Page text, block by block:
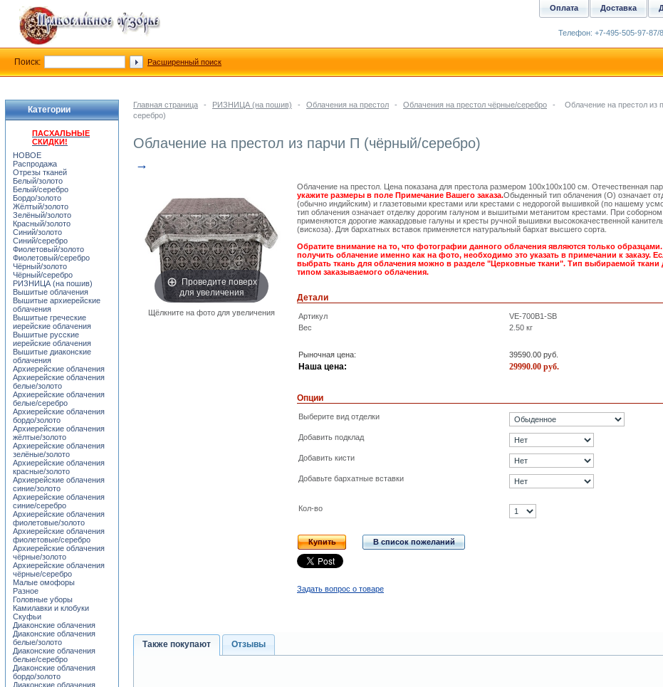
Главная страница - РИЗНИЦА (на пошив) - Облачения на престол - Облачения на престол чёрные/серебро -
Облачение на престол из
серебро)
Облачение на престол из парчи П (чёрный/серебро)
→
Проведите поверх
для увеличения
Щёлкните на фото для увеличения
Облачение на престол. Цена показана для престола размером 100х100х100 см. Отечественная
укажите размеры в поле Примечание Вашего заказа.Обыденный тип облачения (О) означает
(обычно индийским) и глазетовыми крестами или крестами с недорогой вышивкой (по нашему
тип облачения означает отделку дорогим галуном и вышитыми метанитом крестами. При соборном
применяются дорогие жаккардовые галуны и кресты ручной вышивки высококачественной
(вискоза). Для бархатных вставок применяется натуральный бархат высшего сорта.
Обратите внимание на то, что фотографии данного облачения являются только
получить облачение именно как на фото, необходимо это указать в примечании к заказу.
выбрать ткань для облачения можно в разделе "Церковные ткани". Тип выбираемой ткани
типом заказываемого облачения.
Детали
Артикул
VE-700B1-SB
Вес
2.50 кг
Рыночная цена: 39590.00 руб.
Наша цена: 29990.00 руб.
Опции
Выберите вид отделки
Добавить подклад
Добавить кисти
Добавьте бархатные вставки
Кол-во
Купить В список пожеланий
Задать вопрос о товаре
Также покупают Отзывы
Категории
ПАСХАЛЬНЫЕ
СКИДКИ!
НОВОЕ
Распродажа
Отрезы тканей
Белый/золото
Белый/серебро
Бордо/золото
Жёлтый/золото
Зелёный/золото
Красный/золото
Синий/золото
Синий/серебро
Фиолетовый/золото
Фиолетовый/серебро
Чёрный/золото
Чёрный/серебро
РИЗНИЦА (на пошив)
Вышитые облачения
Вышитые архиерейские
облачения
Вышитые греческие
иерейские облачения
Вышитые русские
иерейские облачения
Вышитые диаконские
облачения
Архиерейские облачения
Архиерейские облачения
белые/золото
Архиерейские облачения
белые/серебро
Архиерейские облачения
бордо/золото
Архиерейские облачения
жёлтые/золото
Архиерейские облачения
зелёные/золото
Архиерейские облачения
красные/золото
Архиерейские облачения
синие/золото
Архиерейские облачения
синие/серебро
Архиерейские облачения
фиолетовые/золото
Архиерейские облачения
фиолетовые/серебро
Архиерейские облачения
чёрные/золото
Архиерейские облачения
чёрные/серебро
Малые омофоры
Разное
Головные уборы
Камилавки и клобуки
Скуфьи
Диаконские облачения
Диаконские облачения
белые/золото
Диаконские облачения
белые/серебро
Диаконские облачения
бордо/золото
Диаконские облачения
Доставка
Оплата
Телефон: +7-495-505-97-87/
Поиск: Расширенный поиск